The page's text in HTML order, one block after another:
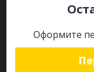
Оформите